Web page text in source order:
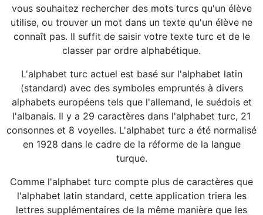
vous souhaitez rechercher des mots turcs qu'un élève
utilise, ou trouver un mot dans un texte qu'un élève ne
connaît pas. Il suffit de saisir votre texte turc et de le
classer par ordre alphabétique.
L'alphabet turc actuel est basé sur l'alphabet latin
(standard) avec des symboles empruntés à divers
alphabets européens tels que l'allemand, le suédois et
l'albanais. Il y a 29 caractères dans l'alphabet turc, 21
consonnes et 8 voyelles. L'alphabet turc a été normalisé
en 1928 dans le cadre de la réforme de la langue
turque.
Comme l'alphabet turc compte plus de caractères que
l'alphabet latin standard, cette application triera les
lettres supplémentaires de la même manière que les